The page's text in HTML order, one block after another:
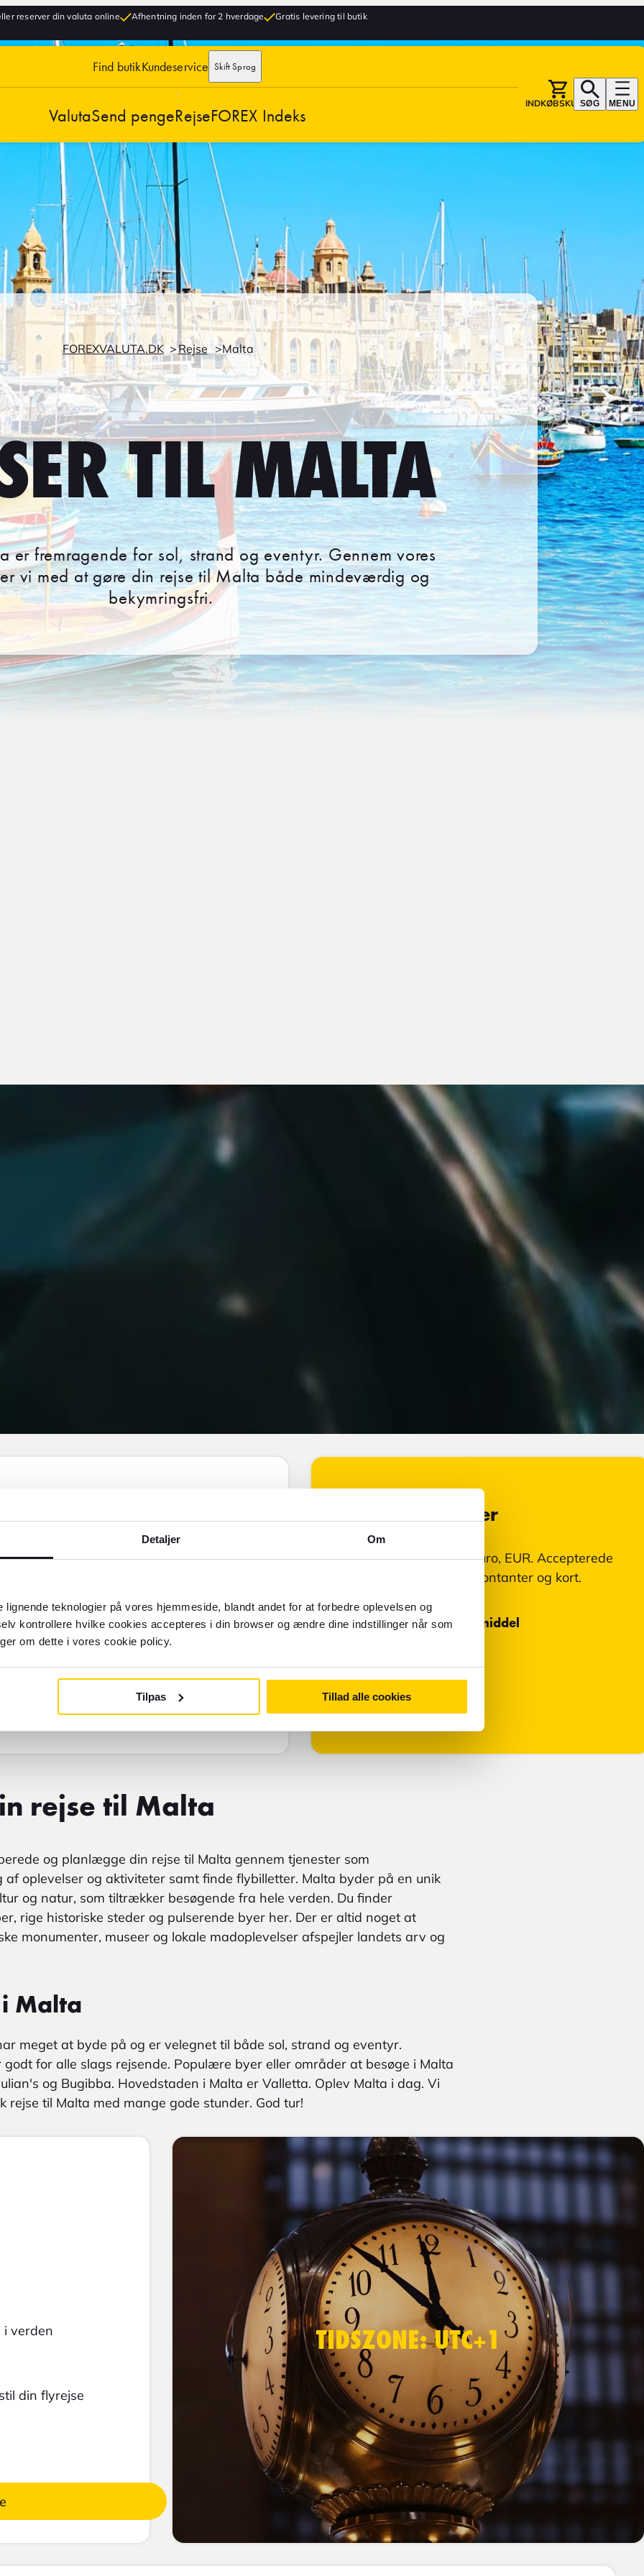
Detaljer Om
lignende teknologier på vores hjemmeside, blandt andet for at forbedre oplevelsen og
kontrollere hvilke cookies accepteres i din browser og ændre dine indstillinger når som
om dette i vores cookie policy.
Tilpas Tillad alle cookies
reserver din valuta online Afhentning inden for 2 hverdage Gratis levering til butik
Find butikKundeservice Skift Sprog
ValutaSend pengeRejseFOREX Indeks
INDKØBSKURVSØG MENU
FOREXVALUTA.DK Rejse Malta
TIL MALTA
er fremragende for sol, strand og eventyr. Gennem vores
vi med at gøre din rejse til Malta både mindeværdig og
bekymringsfri.
for ting som mellemklasse- eller
70
FOREX INDEKS
Solferieindeks
Valutaoplysninger
I Malta, betaler du med Euro, EUR. Accepterede
betalingsmidler er både kontanter og kort.
Mest anvendte betalingsmiddel
Primær valuta i Malta
Euro - EUR
rejse til Malta
og planlægge din rejse til Malta gennem tjenester som
af oplevelser og aktiviteter samt finde flybilletter. Malta byder på en unik
og natur, som tiltrækker besøgende fra hele verden. Du finder
rige historiske steder og pulserende byer her. Der er altid noget at
monumenter, museer og lokale madoplevelser afspejler landets arv og
Malta
meget at byde på og er velegnet til både sol, strand og eventyr.
for alle slags rejsende. Populære byer eller områder at besøge i Malta
og Bugibba. Hovedstaden i Malta er Valletta. Oplev Malta i dag. Vi
rejse til Malta med mange gode stunder. God tur!
i verden
din flyrejse
TIDSZONE: UTC+1